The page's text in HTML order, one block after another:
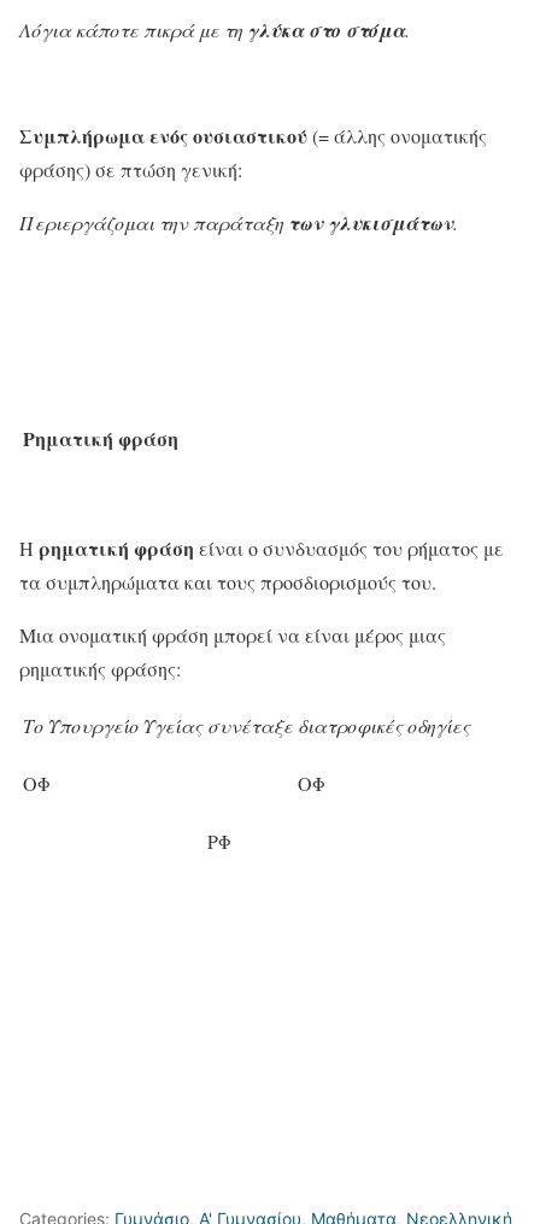
Λόγια κάποτε πικρά με τη γλύκα στο στόμα.
Συμπλήρωμα ενός ουσιαστικού(= άλλης ονοματικής
φράσης) σε πτώση γενική:
Περιεργάζομαι την παράταξη των γλυκισμάτων.
Ρηματική φράση
H ρηματική φράση είναι ο συνδυασμός του ρήματος με
τα συμπληρώματα και τους προσδιορισμούς του.
Mια ονοματική φράση μπορεί να είναι μέρος μιας
ρηματικής φράσης:
Το Υπουργείο Υγείας συνέταξε διατροφικές οδηγίες
OΦ OΦ
PΦ
Categories: Γυμνάσιο, Α' Γυμνασίου, Μαθήματα, Νεοελληνική